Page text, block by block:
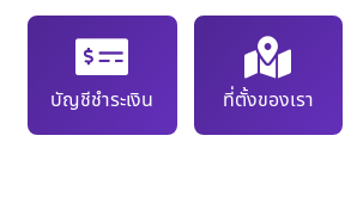
บัญชีชำระเงิน ที่ตั้งของเรา